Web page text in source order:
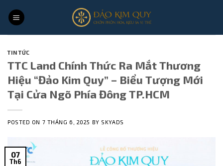
TIN TỨC
TTC Land Chính Thức Ra Mắt Thương
Hiệu “Đảo Kim Quy” – Biểu Tượng Mới
Tại Cửa Ngõ Phía Đông TP.HCM
POSTED ON 7 THÁNG 6, 2025 BY SKYADS
07
Th6